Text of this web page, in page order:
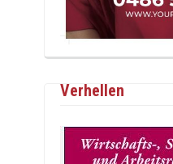
Verhellen